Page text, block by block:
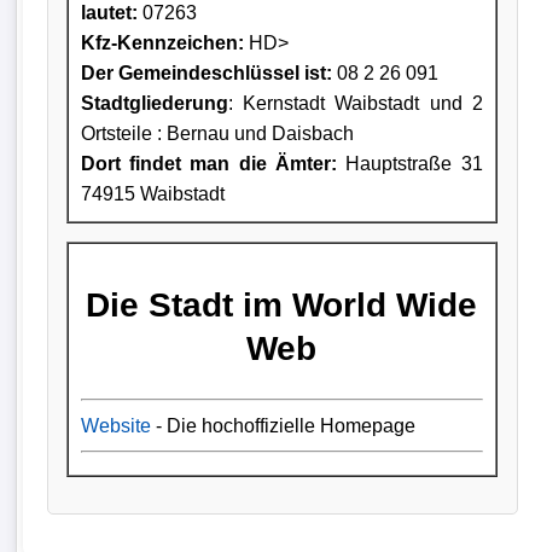
lautet: 07263
Kfz-Kennzeichen: HD>
Der Gemeindeschlüssel ist: 08 2 26 091
Stadtgliederung: Kernstadt Waibstadt und 2
Ortsteile : Bernau und Daisbach
Dort findet man die Ämter: Hauptstraße 31
74915 Waibstadt
Die Stadt im World Wide
Web
Website- Die hochoffizielle Homepage